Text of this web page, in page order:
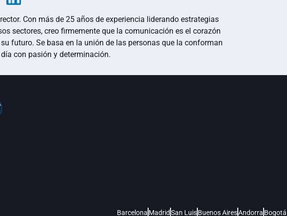
Con más de 25 años de experiencia liderando estrategias
sectores, creo firmemente que la comunicación es el corazón
futuro. Se basa en la unión de las personas que la conforman
con pasión y determinación.
Barcelona MadridSan Luis Buenos AiresAndorra Bogotá